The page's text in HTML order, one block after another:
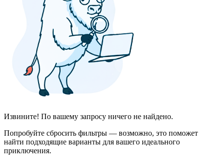
Извините! По вашему запросу ничего не найдено.
Попробуйте сбросить фильтры — возможно, это поможет
найти подходящие варианты для вашего идеального
приключения.